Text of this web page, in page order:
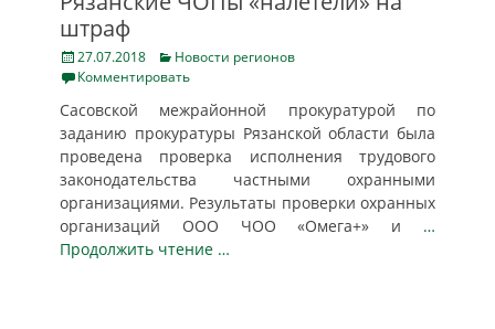
штраф
Posted
on
27.07.2018 Categories
Новости регионов
Комментировать
Сасовской межрайонной прокуратурой по
заданию прокуратуры Рязанской области была
проведена проверка исполнения трудового
законодательства частными охранными
организациями. Результаты проверки охранных
организаций ООО ЧОО «Омега+» и …
Продолжить чтение …